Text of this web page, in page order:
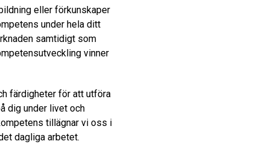
eller förkunskaper
under hela ditt
samtidigt som
vinner
färdigheter för att utföra
dig under livet och
tillägnar vi oss i
dagliga arbetet.